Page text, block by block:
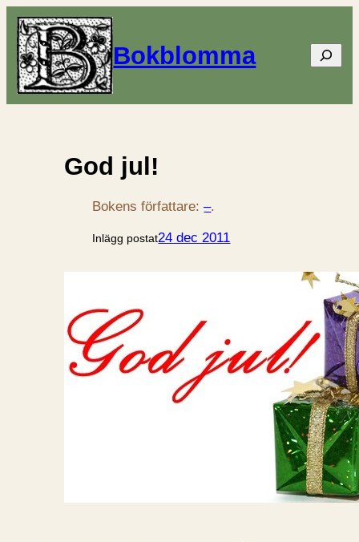
Bokblomma Sök
God jul!
Bokens författare:–.
Inlägg postat24 dec 2011